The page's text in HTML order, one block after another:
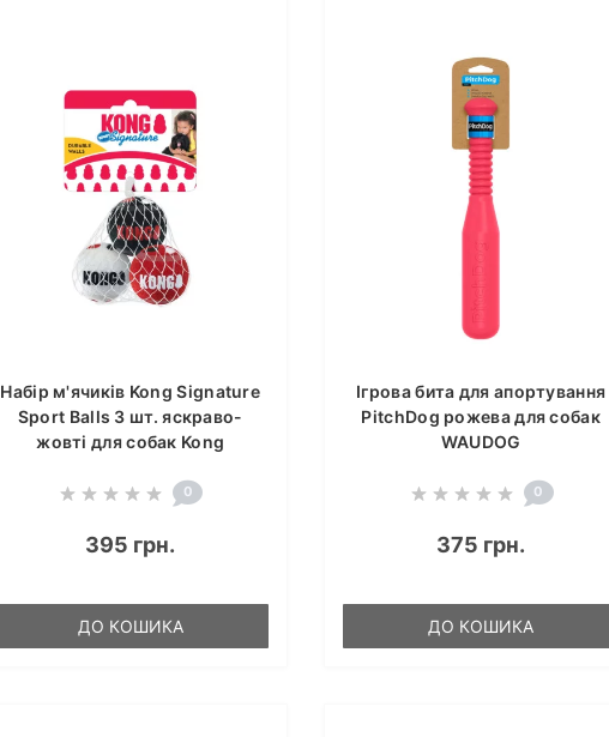
Набір м'ячиків Kong Signature
Sport Balls 3 шт. яскраво-
жовті для собак Kong
0
395 грн.
ДО КОШИКА
Ігрова бита для апортування
PitchDog рожева для собак
WAUDOG
0
375 грн.
ДО КОШИКА